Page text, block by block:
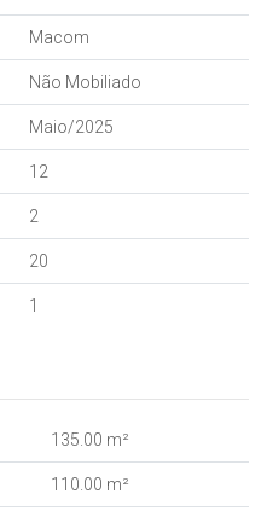
Macom
Não Mobiliado
Maio/2025
12
2
20
1
135 .00 m²
110 .00 m²